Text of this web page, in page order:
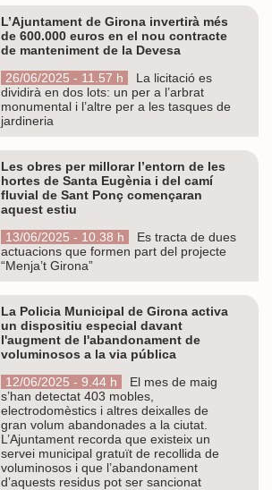
L’Ajuntament de Girona invertirà més
de 600.000 euros en el nou contracte
de manteniment de la Devesa
26/06/2025 - 11.57 h
La licitació es
dividirà en dos lots: un per a l’arbrat
monumental i l’altre per a les tasques de
jardineria
Les obres per millorar l’entorn de les
hortes de Santa Eugènia i del camí
fluvial de Sant Ponç començaran
aquest estiu
13/06/2025 - 10.38 h
Es tracta de dues
actuacions que formen part del projecte
“Menja’t Girona”
La Policia Municipal de Girona activa
un dispositiu especial davant
l'augment de l'abandonament de
voluminosos a la via pública
12/06/2025 - 9.44 h
El mes de maig
s’han detectat 403 mobles,
electrodomèstics i altres deixalles de
gran volum abandonades a la ciutat.
L’Ajuntament recorda que existeix un
servei municipal gratuït de recollida de
voluminosos i que l’abandonament
d’aquests residus pot ser sancionat